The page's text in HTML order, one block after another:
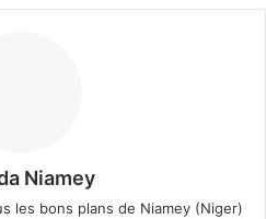
Niamey
les bons plans de Niamey (Niger)